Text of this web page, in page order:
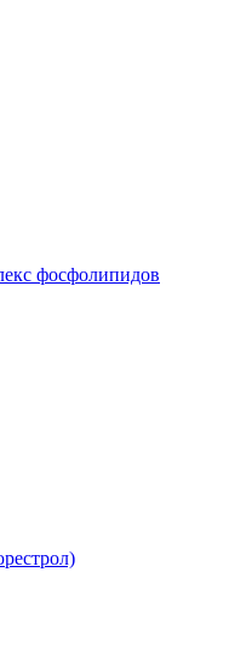
фосфолипидов